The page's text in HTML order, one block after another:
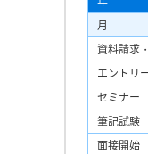
月
資料請求
エントリ
セミナー
筆記試験
面接開始